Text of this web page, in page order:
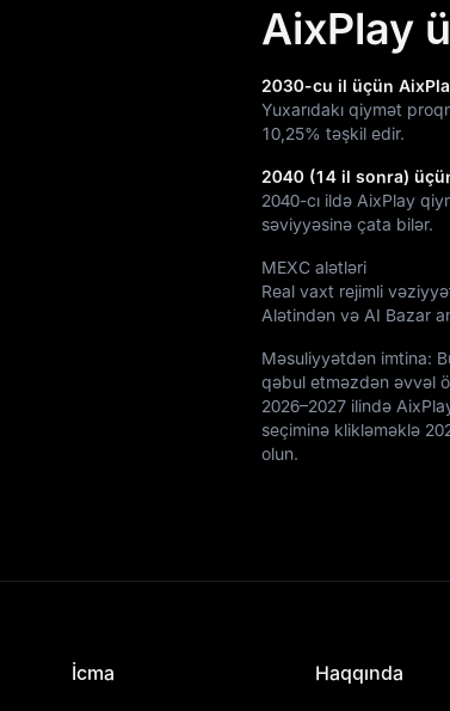
AixPlay
2030-cu il üçün
Yuxarıdakı qiymət
10,25% təşkil edir.
2040 (14 il sonra)
2040-cı ildə AixPlay
səviyyəsinə çata bilər.
MEXC alətləri
Real vaxt rejimli
Alətindən və AI Bazar
Məsuliyyətdən imtina:
qəbul etməzdən əvvəl
2026–2027 ilində
seçiminə klikləməklə
olun.
İcma Haqqında